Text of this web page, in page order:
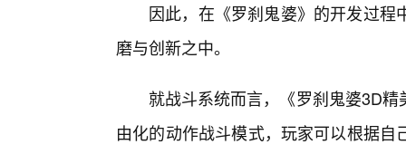
因此，在《罗刹鬼婆》的开发过
磨与创新之中。
就战斗系统而言，《罗刹鬼婆3D
由化的动作战斗模式，玩家可以根据